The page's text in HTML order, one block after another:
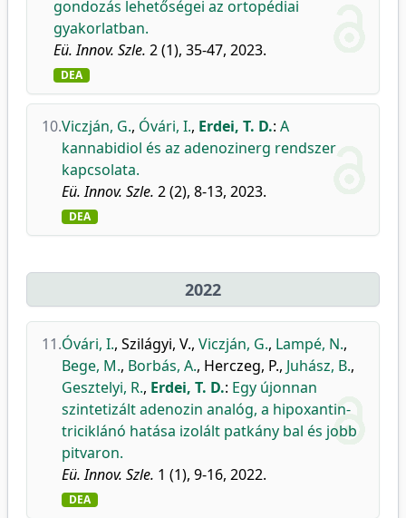
gondozás lehetőségei az ortopédiai
gyakorlatban.
Eü. Innov. Szle. 2 (1), 35-47, 2023.
DEA
10.Viczján, G., Óvári, I., Erdei, T. D.: A
kannabidiol és az adenozinerg rendszer
kapcsolata.
Eü. Innov. Szle. 2 (2), 8-13, 2023.
DEA
2022
11.Óvári, I., Szilágyi, V., Viczján, G., Lampé, N.,
Bege, M., Borbás, A., Herczeg, P., Juhász, B.,
Gesztelyi, R., Erdei, T. D.: Egy újonnan
szintetizált adenozin analóg, a hipoxantin-
triciklánó hatása izolált patkány bal és jobb
pitvaron.
Eü. Innov. Szle. 1 (1), 9-16, 2022.
DEA